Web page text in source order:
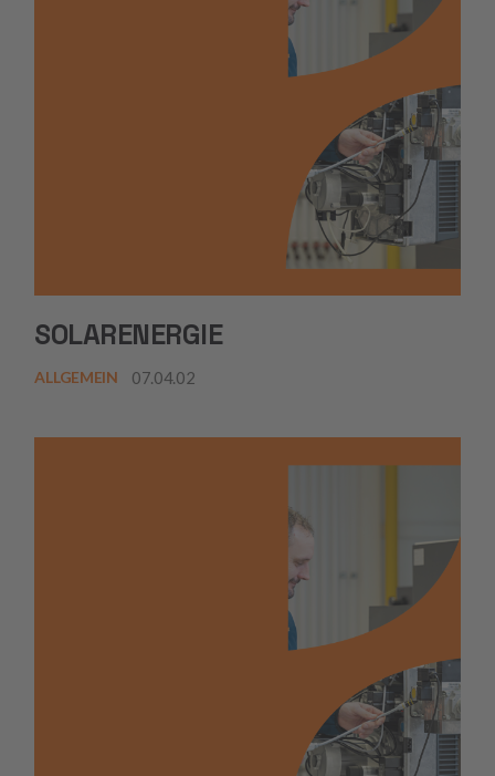
SOLARENERGIE
ALLGEMEIN 07.04.02